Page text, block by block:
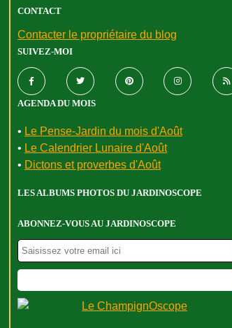
CONTACT
Contacter le propriétaire du blog
SUIVEZ-MOI
AGENDA DU MOIS
• Le Pense-Jardin du mois d'Août
• Le Calendrier Lunaire d'Août
• Dictons et proverbes d'Août
LES ALBUMS PHOTOS DU JARDINOSCOPE
ABONNEZ-VOUS AU JARDINOSCOPE